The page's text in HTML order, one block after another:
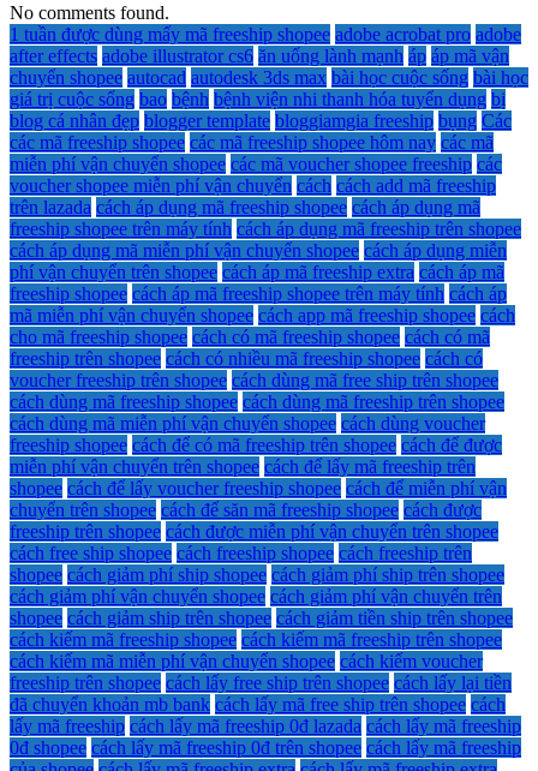
No comments found.
1 tuần được dùng mấy mã freeship shopee adobe acrobat pro adobe
after effects adobe illustrator cs6 ăn uống lành mạnh áp áp mã vận
chuyển shopee autocad autodesk 3ds max bài học cuộc sống bài học
giá trị cuộc sống bao bệnh bệnh viện nhi thanh hóa tuyển dụng bị
blog cá nhân đẹp blogger template bloggiamgia freeship bụng Các
các mã freeship shopee các mã freeship shopee hôm nay các mã
miễn phí vận chuyển shopee các mã voucher shopee freeship các
voucher shopee miễn phí vận chuyển cách cách add mã freeship
trên lazada cách áp dụng mã freeship shopee cách áp dụng mã
freeship shopee trên máy tính cách áp dụng mã freeship trên shopee
cách áp dụng mã miễn phí vận chuyển shopee cách áp dụng miễn
phí vận chuyển trên shopee cách áp mã freeship extra cách áp mã
freeship shopee cách áp mã freeship shopee trên máy tính cách áp
mã miễn phí vận chuyển shopee cách app mã freeship shopee cách
cho mã freeship shopee cách có mã freeship shopee cách có mã
freeship trên shopee cách có nhiều mã freeship shopee cách có
voucher freeship trên shopee cách dùng mã free ship trên shopee
cách dùng mã freeship shopee cách dùng mã freeship trên shopee
cách dùng mã miễn phí vận chuyển shopee cách dùng voucher
freeship shopee cách để có mã freeship trên shopee cách để được
miễn phí vận chuyển trên shopee cách để lấy mã freeship trên
shopee cách để lấy voucher freeship shopee cách để miễn phí vận
chuyển trên shopee cách để săn mã freeship shopee cách được
freeship trên shopee cách được miễn phí vận chuyển trên shopee
cách free ship shopee cách freeship shopee cách freeship trên
shopee cách giảm phí ship shopee cách giảm phí ship trên shopee
cách giảm phí vận chuyển shopee cách giảm phí vận chuyển trên
shopee cách giảm ship trên shopee cách giảm tiền ship trên shopee
cách kiếm mã freeship shopee cách kiếm mã freeship trên shopee
cách kiếm mã miễn phí vận chuyển shopee cách kiếm voucher
freeship trên shopee cách lấy free ship trên shopee cách lấy lại tiền
đã chuyển khoản mb bank cách lấy mã free ship trên shopee cách
lấy mã freeship cách lấy mã freeship 0đ lazada cách lấy mã freeship
0đ shopee cách lấy mã freeship 0đ trên shopee cách lấy mã freeship